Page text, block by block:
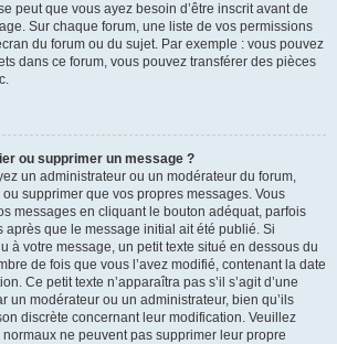
peut que vous ayez besoin d’être inscrit avant de
Sur chaque forum, une liste de vos permissions
du forum ou du sujet. Par exemple : vous pouvez
dans ce forum, vous pouvez transférer des pièces
ou supprimer un message ?
un administrateur ou un modérateur du forum,
supprimer que vos propres messages. Vous
messages en cliquant le bouton adéquat, parfois
après que le message initial ait été publié. Si
à votre message, un petit texte situé en dessous du
de fois que vous l’avez modifié, contenant la date
Ce petit texte n’apparaîtra pas s’il s’agit d’une
un modérateur ou un administrateur, bien qu’ils
discrète concernant leur modification. Veuillez
ne peuvent pas supprimer leur propre